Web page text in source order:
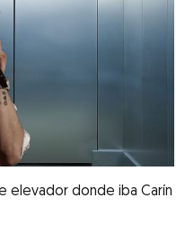
elevador donde iba Carín